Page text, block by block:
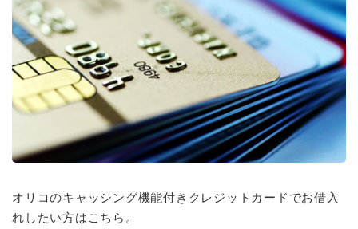
オリコのキャッシング機能付きクレジットカードでお借入
れしたい方はこちら。